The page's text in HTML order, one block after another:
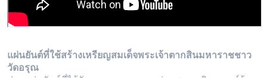
แผ่นยันต์ที่ใช้สร้างเหรียญสมเด็จพระเจ้าตากสินมหาราชชาว
วัดอรุณ